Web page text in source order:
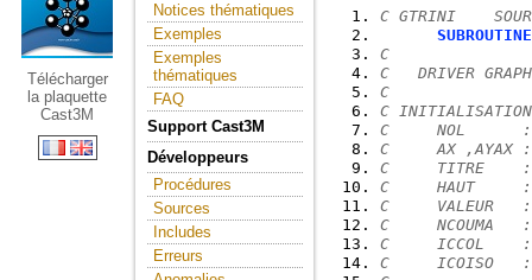
Télécharger
la plaquette
Cast3M
Notices thématiques
Exemples
Exemples
thématiques
FAQ
Support Cast3M
Développeurs
Procédures
Sources
Includes
Erreurs
C GTRINI
SUBROUTINE
C
C   DRIVER
C
C INITIALISATION
C     NOL      :
C     AX ,AYAX :
C     TITRE    :
C     HAUT     :
C     VALEUR   :
C     NCOUMA   :
C     ICCOL    :
C     ICOISO   :